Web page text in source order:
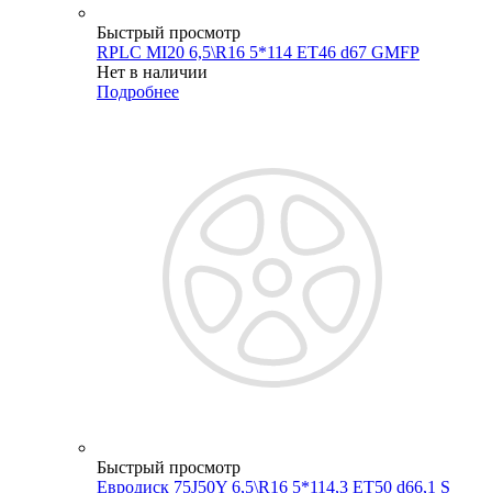
Быстрый просмотр
RPLC MI20 6,5\R16 5*114 ET46 d67 GMFP
Нет в наличии
Подробнее
Быстрый просмотр
Евродиск 75J50Y 6,5\R16 5*114,3 ET50 d66,1 S